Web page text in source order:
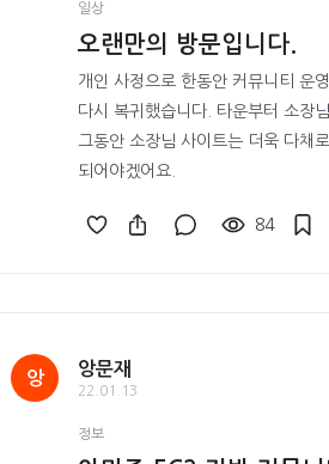
일상
오랜만의 방문입니다.
개인 사정으로 한동안 커뮤니티 운
다시 복귀했습니다. 타운부터 소장
그동안 소장님 사이트는 더욱 다채
되어야겠어요.
84
앙
앙문재
22.01.13
정보